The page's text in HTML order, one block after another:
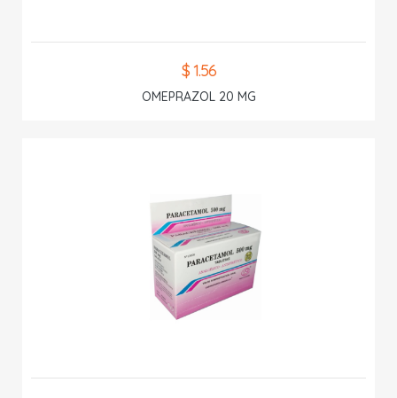
$ 1.56
OMEPRAZOL 20 MG